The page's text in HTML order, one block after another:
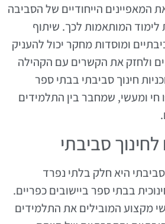
המאפיינים הייחודיים של הסביבה
לימוד המותאמות לכך. שיתוף
ומוסדות מחקר יכול להעניק
ולחזק את הקשרים עם הקהילה
חינוך סביבתי בבתי ספר
חי ומעשי, שמחבר בין התלמידים
סביבתי
היא חלק בלתי נפרד
בבתי ספר ביישובים כפריים.
מקצוע המובילים את התלמידים